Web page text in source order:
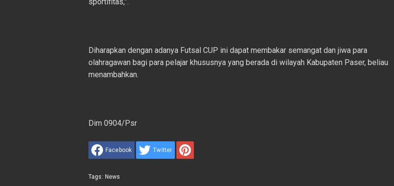
Diharapkan dengan adanya Futsal CUP ini dapat membakar semangat dan jiwa para
olahragawan bagi para pelajar khususnya yang berada di wilayah Kabupaten Paser, beliau
menambahkan.
Dim 0904/Psr
Facebook Twitter
Tags: News